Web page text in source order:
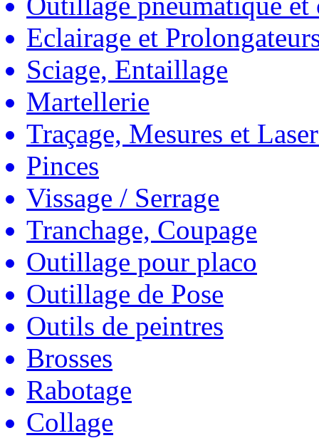
Eclairage et
Sciage, Entaillage
Martellerie
Traçage, Mesures et
Pinces
Vissage / Serrage
Tranchage, Coupage
Outillage pour placo
Outillage de Pose
Outils de peintres
Brosses
Rabotage
Collage